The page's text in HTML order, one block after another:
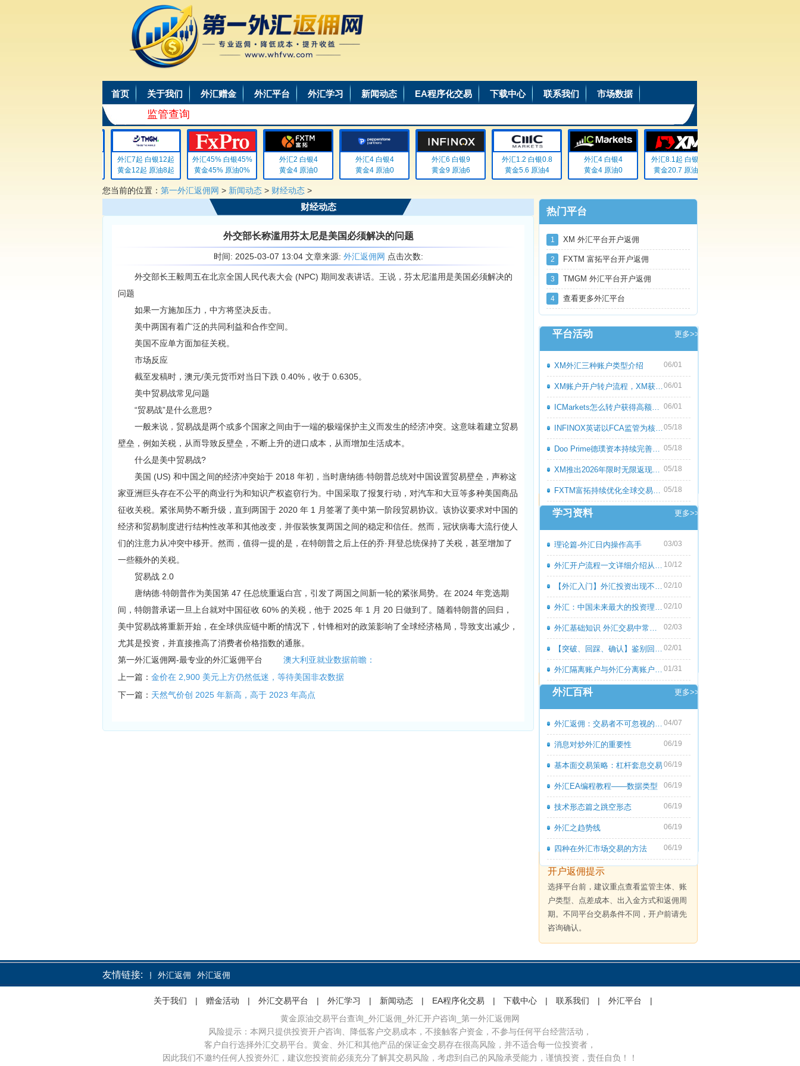
首页 关于我们 外汇赠金 外汇平台 外汇学习 新闻动态 EA程序化交易 下载中心 联系我们 市场数据
监管查询
外汇7起 白银12起
黄金12起 原油8起
外汇45% 白银45%
黄金45% 原油0%
外汇2 白银4
黄金4 原油0
外汇4 白银4
黄金4 原油0
外汇6 白银9
黄金9 原油6
外汇1.2 白银0.8
黄金5.6 原油4
外汇4 白银4
黄金4 原油0
外汇8.1起 白银72
黄金20.7 原油无
您当前的位置： 第一外汇返佣网 > 新闻动态 > 财经动态 >
财经动态
外交部长称滥用芬太尼是美国必须解决的问题
时间: 2025-03-07 13:04 文章来源: 外汇返佣网 点击次数:
外交部长王毅周五在北京全国人民代表大会 (NPC) 期间发表讲话。王说，芬太尼滥用是美国必须解决的
问题
如果一方施加压力，中方将坚决反击。
美中两国有着广泛的共同利益和合作空间。
美国不应单方面加征关税。
市场反应
截至发稿时，澳元/美元货币对当日下跌 0.40%，收于 0.6305。
美中贸易战常见问题
“贸易战”是什么意思?
一般来说，贸易战是两个或多个国家之间由于一端的极端保护主义而发生的经济冲突。这意味着建立贸易
壁垒，例如关税，从而导致反壁垒，不断上升的进口成本，从而增加生活成本。
什么是美中贸易战?
美国 (US) 和中国之间的经济冲突始于 2018 年初，当时唐纳德·特朗普总统对中国设置贸易壁垒，声称这
家亚洲巨头存在不公平的商业行为和知识产权盗窃行为。中国采取了报复行动，对汽车和大豆等多种美国商品
征收关税。紧张局势不断升级，直到两国于 2020 年 1 月签署了美中第一阶段贸易协议。该协议要求对中国的
经济和贸易制度进行结构性改革和其他改变，并假装恢复两国之间的稳定和信任。然而，冠状病毒大流行使人
们的注意力从冲突中移开。然而，值得一提的是，在特朗普之后上任的乔·拜登总统保持了关税，甚至增加了
一些额外的关税。
贸易战 2.0
唐纳德·特朗普作为美国第 47 任总统重返白宫，引发了两国之间新一轮的紧张局势。在 2024 年竞选期
间，特朗普承诺一旦上台就对中国征收 60% 的关税，他于 2025 年 1 月 20 日做到了。随着特朗普的回归，
美中贸易战将重新开始，在全球供应链中断的情况下，针锋相对的政策影响了全球经济格局，导致支出减少，
尤其是投资，并直接推高了消费者价格指数的通胀。
第一外汇返佣网-最专业的外汇返佣平台
澳大利亚就业数据前瞻：
上一篇： 金价在 2,900 美元上方仍然低迷，等待美国非农数据
下一篇： 天然气价创 2025 年新高，高于 2023 年高点
热门平台
1 XM 外汇平台开户返佣
2 FXTM 富拓平台开户返佣
3 TMGM 外汇平台开户返佣
4 查看更多外汇平台
平台活动 更多>>
XM外汇三种账户类型介绍 06/01
XM账户开户转户流程，XM获取高额返佣教程06/01
ICMarkets怎么转户获得高额返佣呢？ICMark 06/01
INFINOX英诺以FCA监管为核心优势，持续优化05/18
Doo Prime德璞资本持续完善多资产交易服务 05/18
XM推出2026年限时无限返现活动，交易越多 05/18
FXTM富拓持续优化全球交易服务，多元化产 05/18
学习资料 更多>>
理论篇-外汇日内操作高手 03/03
外汇开户流程一文详细介绍从零到一 10/12
【外汇入门】外汇投资出现不良心态的原 02/10
外汇：中国未来最大的投资理财市场 02/10
外汇基础知识 外汇交易中常见的外汇专用 02/03
【突破、回踩、确认】鉴别回撤和倒退 02/01
外汇隔离账户与外汇分离账户的区别 01/31
外汇百科 更多>>
外汇返佣：交易者不可忽视的隐藏收益 04/07
消息对炒外汇的重要性 06/19
基本面交易策略：杠杆套息交易 06/19
外汇EA编程教程――数据类型 06/19
技术形态篇之跳空形态 06/19
外汇之趋势线 06/19
四种在外汇市场交易的方法 06/19
开户返佣提示
选择平台前，建议重点查看监管主体、账
户类型、点差成本、出入金方式和返佣周
期。不同平台交易条件不同，开户前请先
咨询确认。
友情链接:
外汇返佣 外汇返佣 外汇返佣
关于我们 | 赠金活动 | 外汇交易平台 | 外汇学习 | 新闻动态 | EA程序化交易 | 下载中心 | 联系我们 | 外汇平台
|
黄金原油交易平台查询_外汇返佣_外汇开户咨询_第一外汇返佣网
风险提示：本网只提供投资开户咨询、降低客户交易成本，不接触客户资金，不参与任何平台经营活动，
客户自行选择外汇交易平台。黄金、外汇和其他产品的保证金交易存在很高风险，并不适合每一位投资者，
因此我们不邀约任何人投资外汇，建议您投资前必须充分了解其交易风险，考虑到自己的风险承受能力，谨慎投资，责任自负！！